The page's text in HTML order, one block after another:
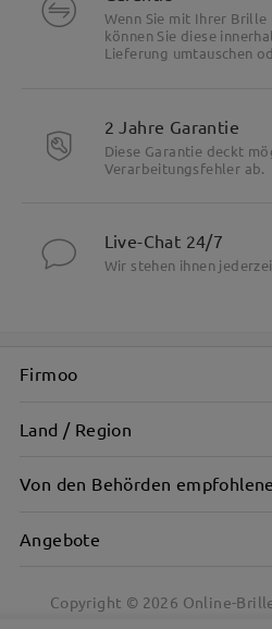
Wenn Sie mit Ihrer
können Sie diese
Lieferung umtauschen
2 Jahre Garantie
Diese Garantie deckt
Verarbeitungsfehler ab.
Live-Chat 24/7
Wir stehen ihnen
Firmoo
Land / Region
Von den Behörden empfohlene
Angebote
Copyright © 2026 Online-